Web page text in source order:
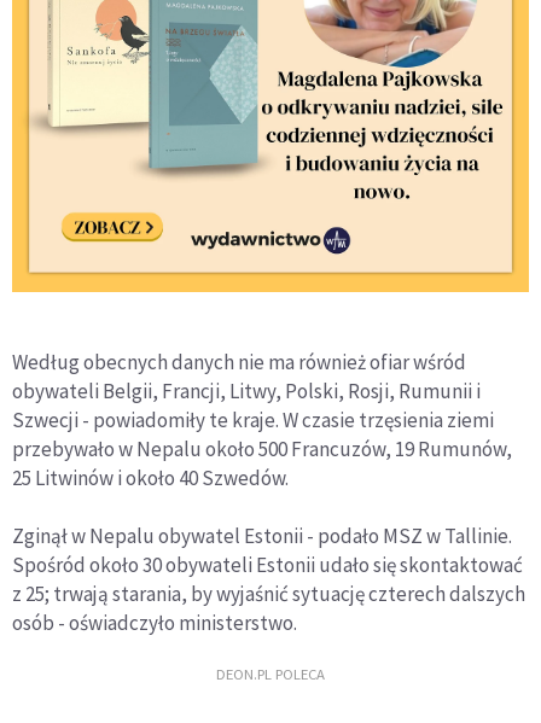
Według obecnych danych nie ma również ofiar wśród
obywateli Belgii, Francji, Litwy, Polski, Rosji, Rumunii i
Szwecji - powiadomiły te kraje. W czasie trzęsienia ziemi
przebywało w Nepalu około 500 Francuzów, 19 Rumunów,
25 Litwinów i około 40 Szwedów.
Zginął w Nepalu obywatel Estonii - podało MSZ w Tallinie.
Spośród około 30 obywateli Estonii udało się skontaktować
z 25; trwają starania, by wyjaśnić sytuację czterech dalszych
osób - oświadczyło ministerstwo.
DEON.PL POLECA